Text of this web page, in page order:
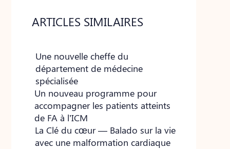
ARTICLES SIMILAIRES
Une nouvelle cheffe du
département de médecine
spécialisée
Un nouveau programme pour
accompagner les patients atteints
de FA à l’ICM
La Clé du cœur — Balado sur la vie
avec une malformation cardiaque